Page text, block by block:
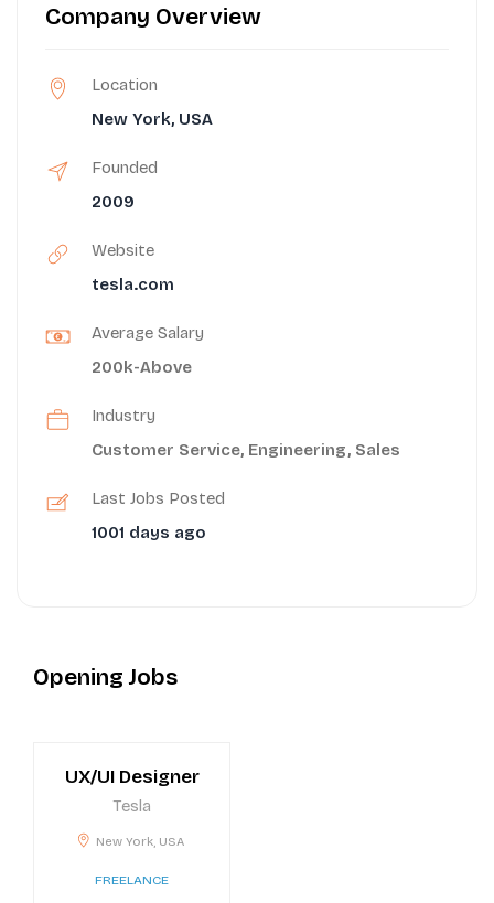
Company Overview
Location
New York, USA
Founded
2009
Website
tesla.com
Average Salary
200k-Above
Industry
Customer Service, Engineering, Sales
Last Jobs Posted
1001 days ago
Opening Jobs
UX/UI Designer
Tesla
New York, USA
FREELANCE